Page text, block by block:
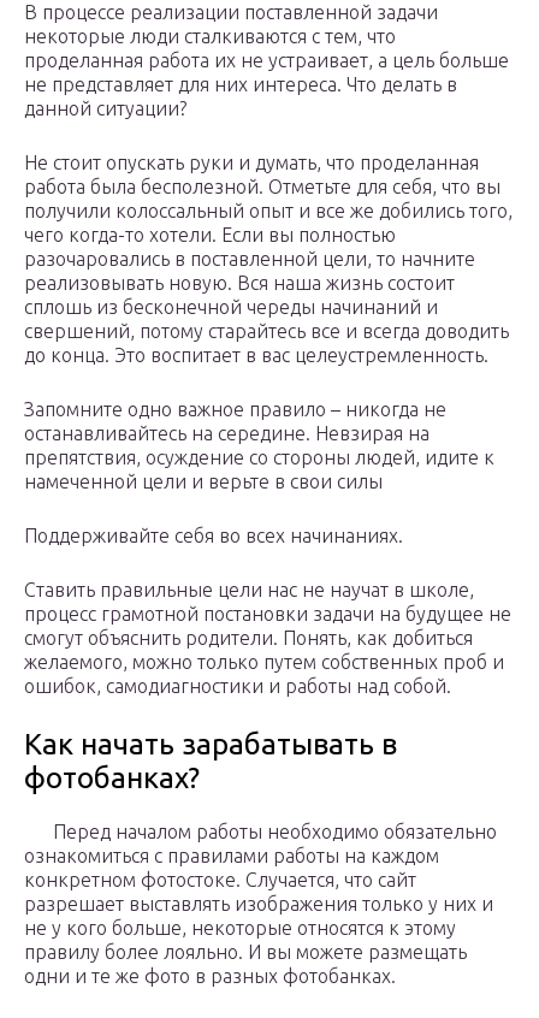
В процессе реализации поставленной задачи
некоторые люди сталкиваются с тем, что
проделанная работа их не устраивает, а цель больше
не представляет для них интереса. Что делать в
данной ситуации?
Не стоит опускать руки и думать, что проделанная
работа была бесполезной. Отметьте для себя, что вы
получили колоссальный опыт и все же добились того,
чего когда-то хотели. Если вы полностью
разочаровались в поставленной цели, то начните
реализовывать новую. Вся наша жизнь состоит
сплошь из бесконечной череды начинаний и
свершений, потому старайтесь все и всегда доводить
до конца. Это воспитает в вас целеустремленность.
Запомните одно важное правило – никогда не
останавливайтесь на середине. Невзирая на
препятствия, осуждение со стороны людей, идите к
намеченной цели и верьте в свои силы
Поддерживайте себя во всех начинаниях.
Ставить правильные цели нас не научат в школе,
процесс грамотной постановки задачи на будущее не
смогут объяснить родители. Понять, как добиться
желаемого, можно только путем собственных проб и
ошибок, самодиагностики и работы над собой.
Как начать зарабатывать в
фотобанках?
Перед началом работы необходимо обязательно
ознакомиться с правилами работы на каждом
конкретном фотостоке. Случается, что сайт
разрешает выставлять изображения только у них и
не у кого больше, некоторые относятся к этому
правилу более лояльно. И вы можете размещать
одни и те же фото в разных фотобанках.